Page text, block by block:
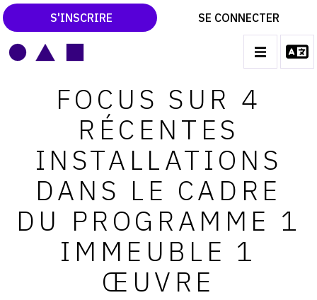
S'INSCRIRE SE CONNECTER
navigation
CATALOGUES RAISONNÉS
LES EXPOSITIONS
LES VERNISSAGES
ARCHIVES DES EXPOSITIONS
ACTUALITÉS DU MONDE DE L'ART
LIBRAIRIE : LIVRES & CATALOGUES
LEXIQUE ARTISTIQUE
FOCUS SUR 4
RÉCENTES
INSTALLATIONS
DANS LE CADRE
DU PROGRAMME 1
IMMEUBLE 1
ŒUVRE